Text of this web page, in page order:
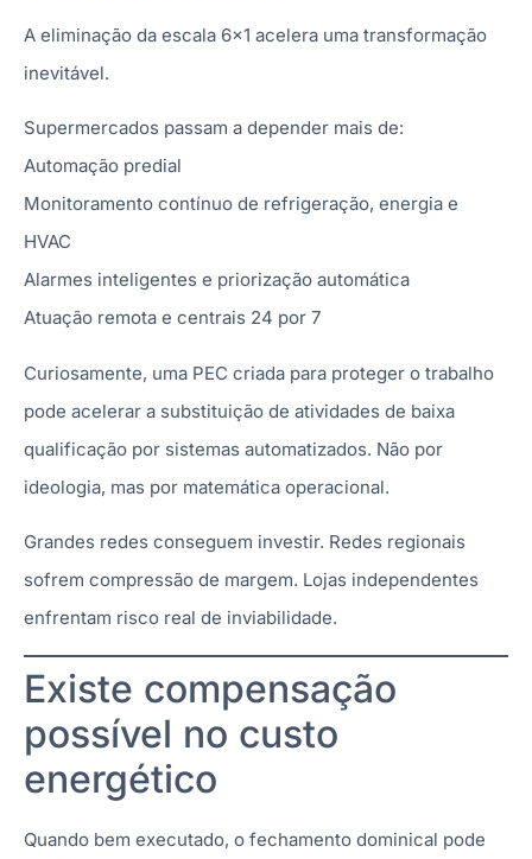
A eliminação da escala 6×1 acelera uma transformação
inevitável.
Supermercados passam a depender mais de:
Automação predial
Monitoramento contínuo de refrigeração, energia e
HVAC
Alarmes inteligentes e priorização automática
Atuação remota e centrais 24 por 7
Curiosamente, uma PEC criada para proteger o trabalho
pode acelerar a substituição de atividades de baixa
qualificação por sistemas automatizados. Não por
ideologia, mas por matemática operacional.
Grandes redes conseguem investir. Redes regionais
sofrem compressão de margem. Lojas independentes
enfrentam risco real de inviabilidade.
Existe compensação
possível no custo
energético
Quando bem executado, o fechamento dominical pode